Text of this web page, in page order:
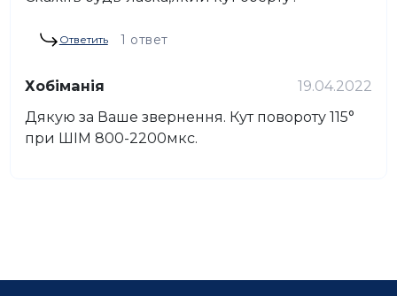
Ответить 1 ответ
Хобіманія
19.04.2022
Дякую за Ваше звернення. Кут повороту 115°
при ШІМ 800-2200мкс.